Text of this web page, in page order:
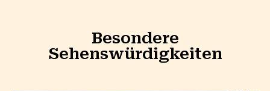
Besondere
Sehenswürdigkeiten